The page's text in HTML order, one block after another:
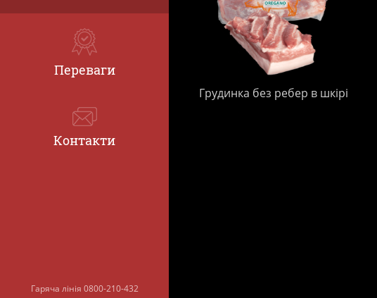
Переваги
Контакти
Гаряча лінія 0800-210-432
Грудинка без ребер в шкірі